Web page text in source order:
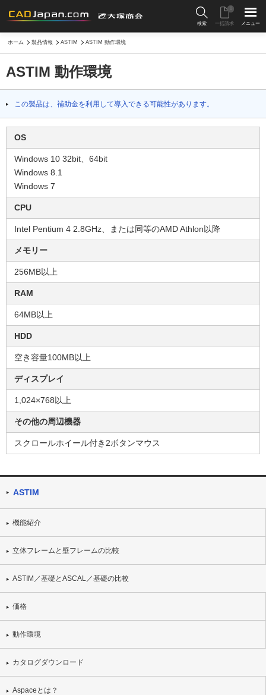
検索 一括請求
0
メニュー
ホーム 製品情報 ASTIM ASTIM 動作環境
ASTIM 動作環境
この製品は、補助金を利用して導入できる可能性があります。
OS
Windows 10 32bit、64bit
Windows 8.1
Windows 7
CPU
Intel Pentium 4 2.8GHz、または同等のAMD Athlon以降
メモリー
256MB以上
RAM
64MB以上
HDD
空き容量100MB以上
ディスプレイ
1,024×768以上
その他の周辺機器
スクロールホイール付き2ボタンマウス
ASTIM
機能紹介
立体フレームと壁フレームの比較
ASTIM／基礎とASCAL／基礎の比較
価格
動作環境
カタログダウンロード
Aspaceとは？